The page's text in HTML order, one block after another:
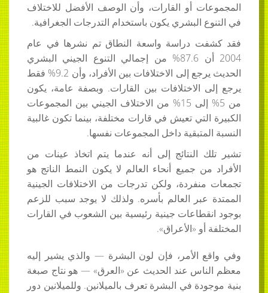
المجموعات أو القارات، وأن الوصف الأفضل للاختلاف
في التنوع البشري يكون باستخدام التدرجات الجغرافية.
فقد كشفت دراسة واسعة النطاق تم نشرها في عام
2004 أن 87.6% من إجمالي التنوع الجيني البشري
الحديث يرجع إلى الاختلافات بين الأفراد، وأن 9.2% فقط
يرجع إلى الاختلافات بين القارات. وبصفة عامة، يكون
من 5% إلى 15% من الاختلاف الجيني بين المجموعات
الكبيرة التي تعيش في قارات مختلفة، بينما تكون غالبية
النسبة المتبقية داخل المجموعات نفسها.
تشير تلك النتائج إلى أنه عندما يتم اتخاذ عينات من
الأفراد من جميع أنحاء العالم لا يكون النمط الناتج هو
تجمعات منفردة، ولكن تدرجات من الاختلافات الجينية
الممتدة عبر العالم بأسره. ولذلك لا يوجد سبب للزعم
بوجود انقطاعات جينية رئيسية بين الشعوب في القارات
المختلفة أو «الأعراق».
وفي واقع الأمر، فإن لون البشرة ― والذي يشير إليه
معظم الناس عند الحديث عن «العرق» ― هو نتاج صبغة
بنية موجودة في البشرة تعرف بالميلانين. وللميلانين دور